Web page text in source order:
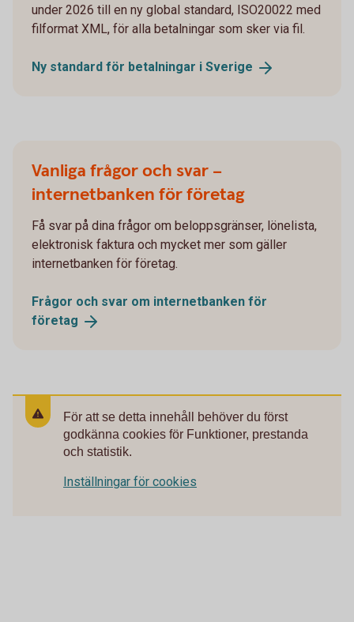
under 2026 till en ny global standard, ISO20022 med
filformat XML, för alla betalningar som sker via fil.
Ny standard för betalningar i Sverige
Vanliga frågor och svar –
internetbanken för företag
Få svar på dina frågor om beloppsgränser, lönelista,
elektronisk faktura och mycket mer som gäller
internetbanken för företag.
Frågor och svar om internetbanken för
företag
För att se detta innehåll behöver du först
godkänna cookies för Funktioner, prestanda
och statistik.
Inställningar för cookies